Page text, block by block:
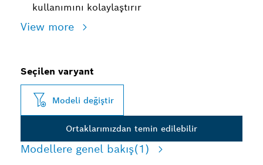
kullanımını kolaylaştırır
View more
Seçilen varyant
Modeli değiştir
Ortaklarımızdan temin edilebilir
Modellere genel bakış(1)